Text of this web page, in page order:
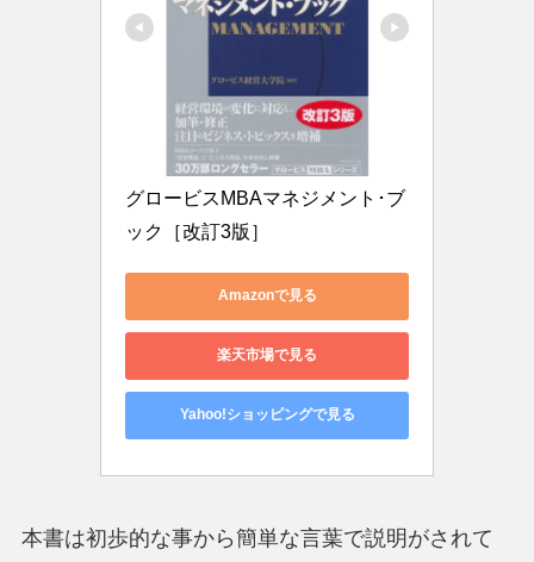
グロービスMBAマネジメント･ブ
ック［改訂3版］
Amazonで見る
楽天市場で見る
Yahoo!ショッピングで見る
本書は初歩的な事から簡単な言葉で説明がされて